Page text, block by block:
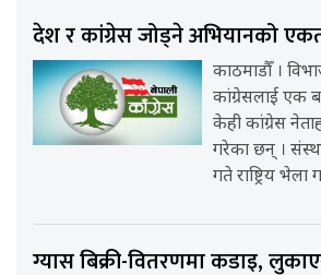
देश र कांग्रेस जोड्ने अभियानको
काठमाडौँ ।
कांग्रेसलाई एक
केही कांग्रेस
गरेका छन् ।
गते राष्ट्रिय भेला
ग्यास बिक्री-वितरणमा कडाइ,